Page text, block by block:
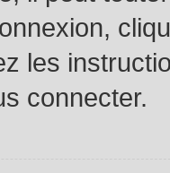
les
connecter.